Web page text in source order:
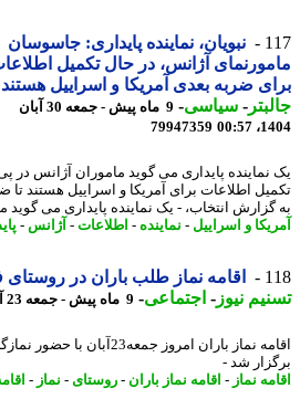
نبویان، نماینده پایداری: جاسوسان
آژانس، در حال تکمیل اطلاعات
ضربه بعدی آمریکا و اسراییل هستند
-سیاسی-
9 ماه پیش - جمعه 30 آبان
79947359
پایداری می گوید ماموران آژانس در پی
اطلاعات برای آمریکا و اسراییل هستند تا ضربه
انتخاب، - یک نماینده پایداری می گوید
و اسراییل
-نماینده-اطلاعات-آژانس -پایداری
اقامه نماز طلب باران در روستای
نیوز-اجتماعی-9 ماه پیش - جمعه 23 آبان 1404، 13:15
اقامه نماز باران امروز جمعه23آبان
شد -
نماز -اقامه نماز باران- روستای-نماز -اقامه -